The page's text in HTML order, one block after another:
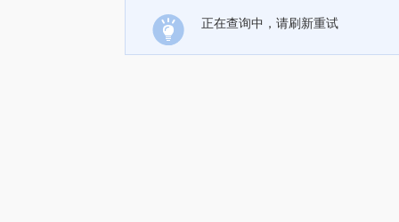
正在查询中，请刷新重试